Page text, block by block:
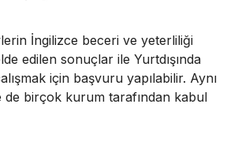
İngilizce beceri ve yeterliliği
edilen sonuçlar ile Yurtdışında
için başvuru yapılabilir. Aynı
de birçok kurum tarafından kabul